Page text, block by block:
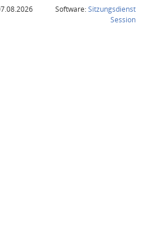
Software:Sitzungsdienst
Session(Wird in